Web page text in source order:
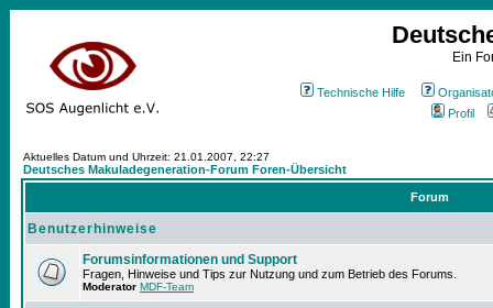
Ein
Technische Hilfe
Profil
Aktuelles Datum und Uhrzeit: 21.01.2007, 22:27
Deutsches Makuladegeneration-Forum Foren-Übersicht
Forum
Benutzerhinweise
Forumsinformationen und Support
Fragen, Hinweise und Tips zur Nutzung und zum Betrieb des Forums.
Moderator MDF-Team